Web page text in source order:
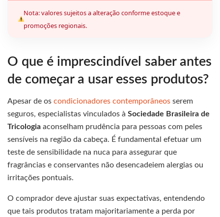
Nota: valores sujeitos a alteração conforme estoque e
promoções regionais.
O que é imprescindível saber antes
de começar a usar esses produtos?
Apesar de os condicionadores contemporâneos serem
seguros, especialistas vinculados à Sociedade Brasileira de
Tricologia aconselham prudência para pessoas com peles
sensíveis na região da cabeça. É fundamental efetuar um
teste de sensibilidade na nuca para assegurar que
fragrâncias e conservantes não desencadeiem alergias ou
irritações pontuais.
O comprador deve ajustar suas expectativas, entendendo
que tais produtos tratam majoritariamente a perda por